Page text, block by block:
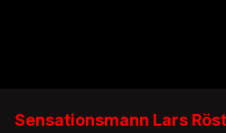
Sensationsmann Lars